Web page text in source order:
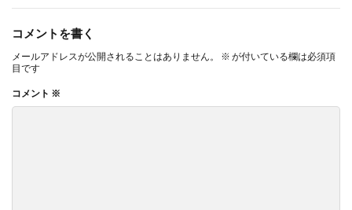
コメントを書く
メールアドレスが公開されることはありません。 ※ が付いている欄は必須項
目です
コメント ※